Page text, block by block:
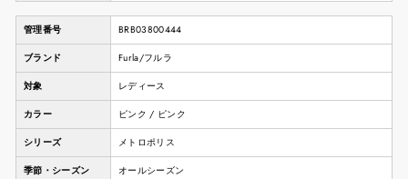
管理番号 BRB03800444
ブランド Furla/フルラ
対象 レディース
カラー ピンク / ピンク
シリーズ メトロポリス
季節・シーズン オールシーズン